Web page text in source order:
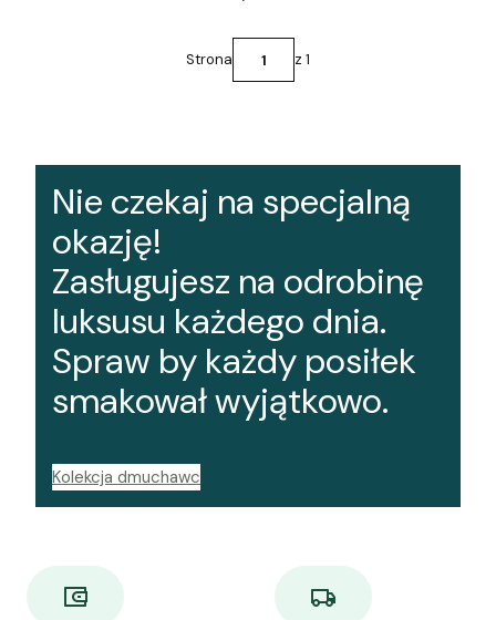
Strona z 1
Nie czekaj na specjalną
okazję!
Zasługujesz na odrobinę
luksusu każdego dnia.
Spraw by każdy posiłek
smakował wyjątkowo.
Kolekcja dmuchawc